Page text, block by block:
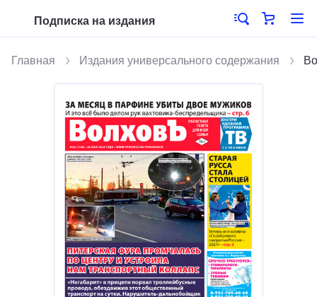
Подписка на издания
Главная Издания универсального содержания